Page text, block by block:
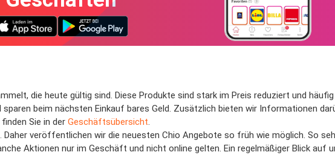
die heute gültig sind. Diese Produkte sind stark im Preis reduziert und
beim nächsten Einkauf bares Geld. Zusätzlich bieten wir Informationen
Sie in der Geschäftsübersicht
veröffentlichen wir die neuesten Chio Angebote so früh wie möglich. So
Aktionen nur im Geschäft und nicht online gelten. Ein regelmäßiger Blick auf